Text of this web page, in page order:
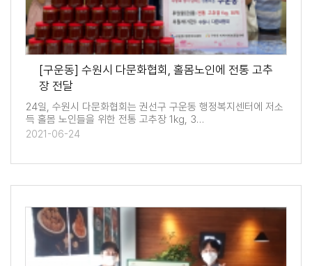
[구운동] 수원시 다문화협회, 홀몸노인에 전통 고추
장 전달
24일, 수원시 다문화협회는 권선구 구운동 행정복지센터에 저소
득 홀몸 노인들을 위한 전통 고추장 1kg, 3…
2021-06-24